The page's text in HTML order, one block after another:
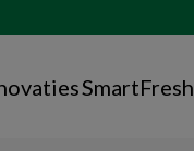
SmartFresh